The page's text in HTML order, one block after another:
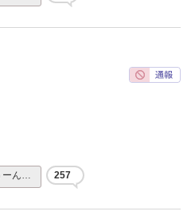
ーん… 257